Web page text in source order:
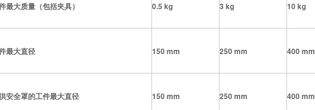
最大质量（包括夹具） 0.5 kg 3 kg 10 kg
最大直径 150 mm 250 mm 400 mm
安全罩的工件最大直径 150 mm 250 mm 400 mm